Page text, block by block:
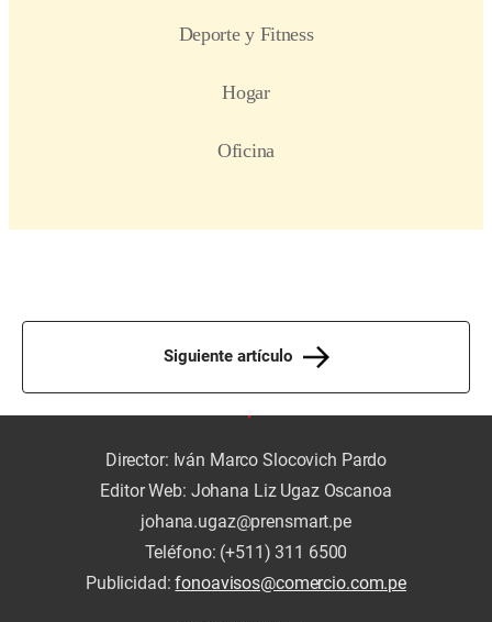
Siguiente artículo
Director: Iván Marco Slocovich Pardo
Editor Web: Johana Liz Ugaz Oscanoa
johana.ugaz@prensmart.pe
Teléfono: (+511) 311 6500
Publicidad:fonoavisos@comercio.com.pe